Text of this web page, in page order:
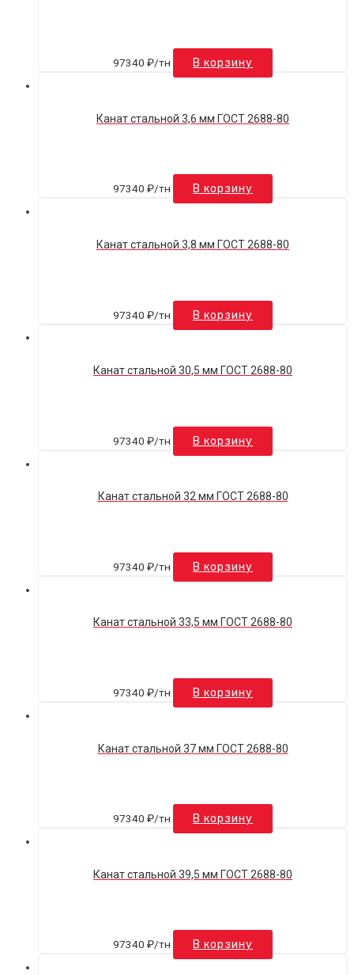
97340 ₽/тн В корзину
Канат стальной 3,6 мм ГОСТ 2688-80
97340 ₽/тн В корзину
Канат стальной 3,8 мм ГОСТ 2688-80
97340 ₽/тн В корзину
Канат стальной 30,5 мм ГОСТ 2688-80
97340 ₽/тн В корзину
Канат стальной 32 мм ГОСТ 2688-80
97340 ₽/тн В корзину
Канат стальной 33,5 мм ГОСТ 2688-80
97340 ₽/тн В корзину
Канат стальной 37 мм ГОСТ 2688-80
97340 ₽/тн В корзину
Канат стальной 39,5 мм ГОСТ 2688-80
97340 ₽/тн В корзину